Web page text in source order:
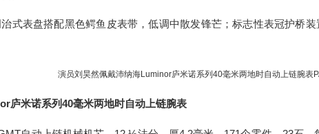
式表盘搭配黑色鳄鱼皮表带，低调中散发锋芒；标志性表冠护桥
演员刘昊然佩戴沛纳海Luminor庐米诺系列40毫米两地时自动上链腕表
庐米诺系列40毫米两地时自动上链腕表